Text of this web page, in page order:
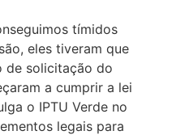
tímidos
eles tiveram que
de solicitação do
a cumprir a lei
o IPTU Verde no
legais para